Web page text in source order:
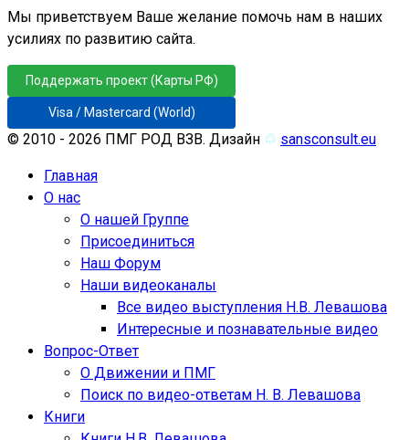
Мы приветствуем Ваше желание помочь нам в наших
усилиях по развитию сайта.
Поддержать проект (Карты РФ)
Visa / Mastercard (World)
© 2010 - 2026 ПМГ РОД ВЗВ. Дизайн ♲ sansconsult.eu
Главная
О нас
О нашей Группе
Присоединиться
Наш Форум
Наши видеоканалы
Все видео выступления Н.В. Левашова
Интересные и познавательные видео
Вопрос-Ответ
О Движении и ПМГ
Поиск по видео-ответам Н. В. Левашова
Книги